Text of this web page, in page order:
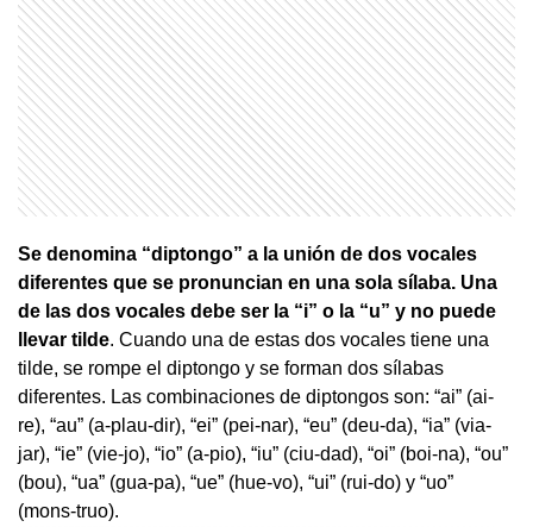
Se denomina “diptongo” a la unión de dos vocales
diferentes que se pronuncian en una sola sílaba. Una
de las dos vocales debe ser la “i” o la “u” y no puede
llevar tilde. Cuando una de estas dos vocales tiene una
tilde, se rompe el diptongo y se forman dos sílabas
diferentes. Las combinaciones de diptongos son: “ai” (ai-
re), “au” (a-plau-dir), “ei” (pei-nar), “eu” (deu-da), “ia” (via-
jar), “ie” (vie-jo), “io” (a-pio), “iu” (ciu-dad), “oi” (boi-na), “ou”
(bou), “ua” (gua-pa), “ue” (hue-vo), “ui” (rui-do) y “uo”
(mons-truo).